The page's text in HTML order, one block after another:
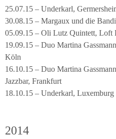
25.07.15 – Underkarl,
30.08.15 – Margaux und die
05.09.15 – Oli Lutz Quintett, Loft
19.09.15 – Duo Martina
Köln
16.10.15 – Duo Martina
Jazzbar, Frankfurt
18.10.15 – Underkarl, Luxemburg
2014